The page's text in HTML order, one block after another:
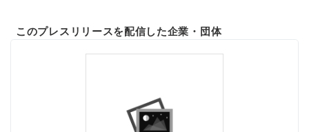
このプレスリリースを配信した企業・団体